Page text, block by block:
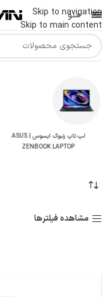
Skip to navigation
Skip to main content
منو
خانه لپ تاپ ایسوس | Asus Laptop
لپ تاپ تاف ایسوس | ASUS TUF
LAPTOP
مشاهده فیلترها